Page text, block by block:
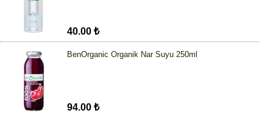
40.00 ₺
BenOrganic Organik Nar Suyu 250ml
94.00 ₺